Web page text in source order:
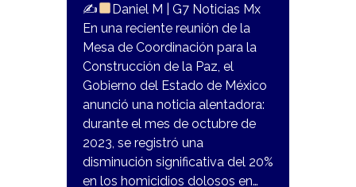
✍
Daniel M | G7 Noticias Mx
En una reciente reunión de la
Mesa de Coordinación para la
Construcción de la Paz, el
Gobierno del Estado de México
anunció una noticia alentadora:
durante el mes de octubre de
2023, se registró una
disminución significativa del 20%
en los homicidios dolosos en…